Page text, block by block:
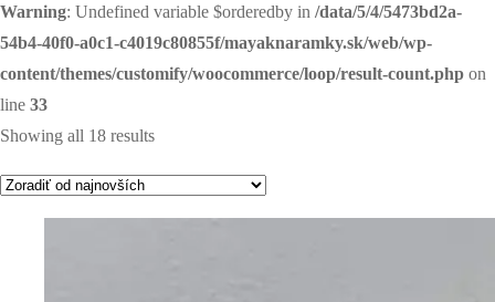
Warning: Undefined variable $orderedby in /data/5/4/5473bd2a-
54b4-40f0-a0c1-c4019c80855f/mayaknaramky.sk/web/wp-
content/themes/customify/woocommerce/loop/result-count.php on
line 33
Showing all 18 results